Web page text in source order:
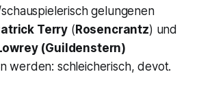
gelungenen
Terry (Rosencrantz) und
(Guildenstern)
werden: schleicherisch, devot.